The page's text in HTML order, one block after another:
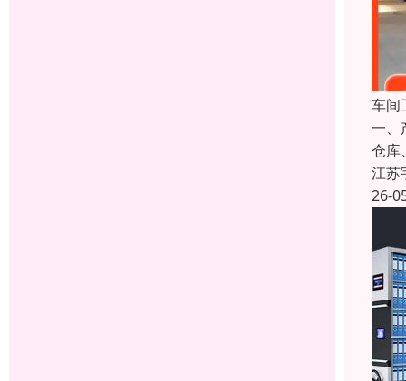
车间
一、
仓库
江苏
26-